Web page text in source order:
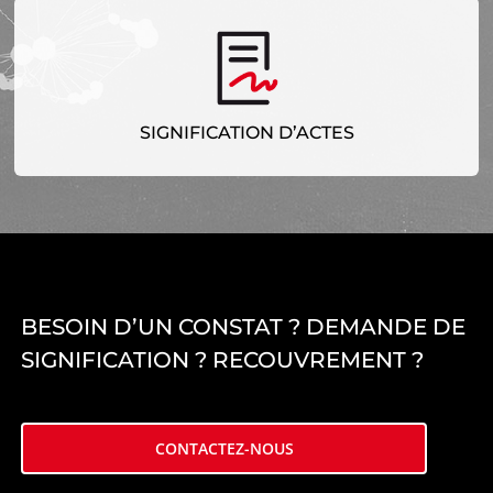
SIGNIFICATION D’ACTES
SIGNIFICATION D’ACTES
L’huissier de justice partenaire inévitable pour la
signification de vos actes.
EN SAVOIR PLUS
BESOIN D’UN CONSTAT ? DEMANDE DE
SIGNIFICATION ? RECOUVREMENT ?
CONTACTEZ-NOUS